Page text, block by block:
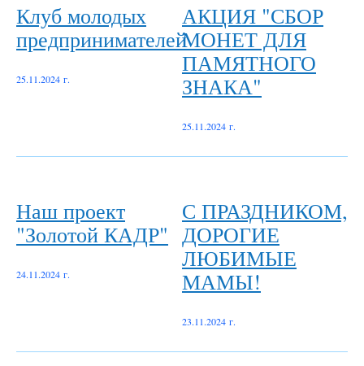
Клуб молодых
предпринимателей
25.11.2024 г.
АКЦИЯ "СБОР
МОНЕТ ДЛЯ
ПАМЯТНОГО
ЗНАКА"
25.11.2024 г.
Наш проект
"Золотой КАДР"
24.11.2024 г.
С ПРАЗДНИКОМ,
ДОРОГИЕ
ЛЮБИМЫЕ
МАМЫ!
23.11.2024 г.